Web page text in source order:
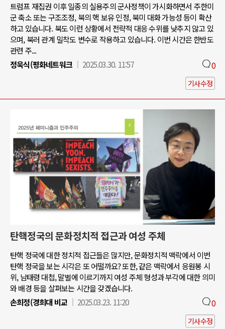
트럼프 재집권 이후 일종의 실용주의 군사정책이 가시화하면서 주한미
군 축소 또는 구조조정, 북의 핵 보유 인정, 북미 대화 가능성 등이 확산
하고 있습니다. 북도 이런 상황에서 전략적 대응 수위를 낮추지 않고 있
으며, 북러 관계 밀착도 변수로 작용하고 있습니다. 이번 시간은 한반도
관련 주...
정욱식(평화네트워크
2025.03.30. 11:57 0
기사수정
탄핵정국의 문화정치적 접근과 여성 주체
탄핵 정국에 대한 정치적 접근들은 많지만, 문화정치적 맥락에서 이번
탄핵 정국을 보는 시각은 또 어떨까요? 또한, 같은 맥락에서 응원봉 시
위, 남태령 대첩, 말벌에 이르기까지 여성 주체 형성과 부각에 대한 의미
와 배경 등을 살펴보는 시간을 갖겠습니다.
손희정(경희대 비교
2025.03.23. 11:20 0
기사수정